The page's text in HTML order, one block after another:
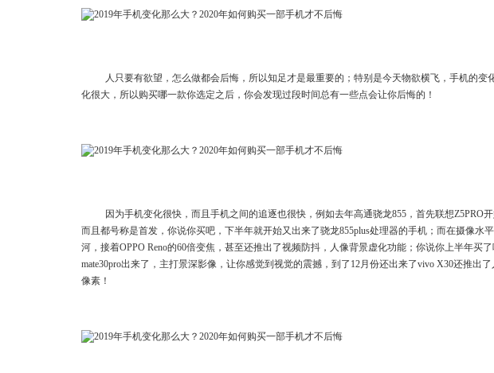
人只要有欲望，怎么做都会后悔，所以知足才是最重要的；特别是今天物欲横飞，手机的
化很大，所以购买哪一款你选定之后，你会发现过段时间总有一些点会让你后悔的！
因为手机变化很快，而且手机之间的追逐也很快，例如去年高通骁龙855，首先联想Z5PRO
而且都号称是首发，你说你买吧，下半年就开始又出来了骁龙855plus处理器的手机；而在摄像水
河，接着OPPO Reno的60倍变焦，甚至还推出了视频防抖，人像背景虚化功能；你说你上半年买
mate30pro出来了，主打景深影像，让你感觉到视觉的震撼，到了12月份还出来了vivo X30还推出
像素！